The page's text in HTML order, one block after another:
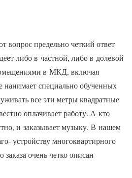
вопрос предельно четкий ответ
либо в частной, либо в долевой
в МКД, включая
специально обученных
все эти метры квадратные
оплачивает работу. А кто
и заказывает музыку. В нашем
устройству многоквартирного
очень четко описан